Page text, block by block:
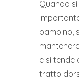
Quando
bambino,
e si tende
tratto